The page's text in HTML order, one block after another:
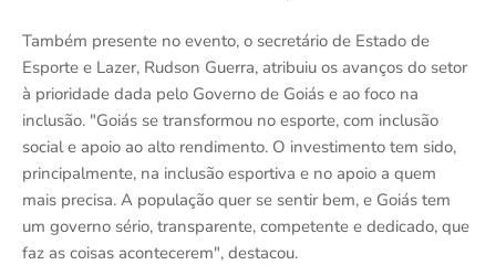
Também presente no evento, o secretário de Estado de
Esporte e Lazer, Rudson Guerra, atribuiu os avanços do setor
à prioridade dada pelo Governo de Goiás e ao foco na
inclusão. "Goiás se transformou no esporte, com inclusão
social e apoio ao alto rendimento. O investimento tem sido,
principalmente, na inclusão esportiva e no apoio a quem
mais precisa. A população quer se sentir bem, e Goiás tem
um governo sério, transparente, competente e dedicado, que
faz as coisas acontecerem", destacou.